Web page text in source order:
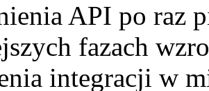
API po raz
fazach
integracji w